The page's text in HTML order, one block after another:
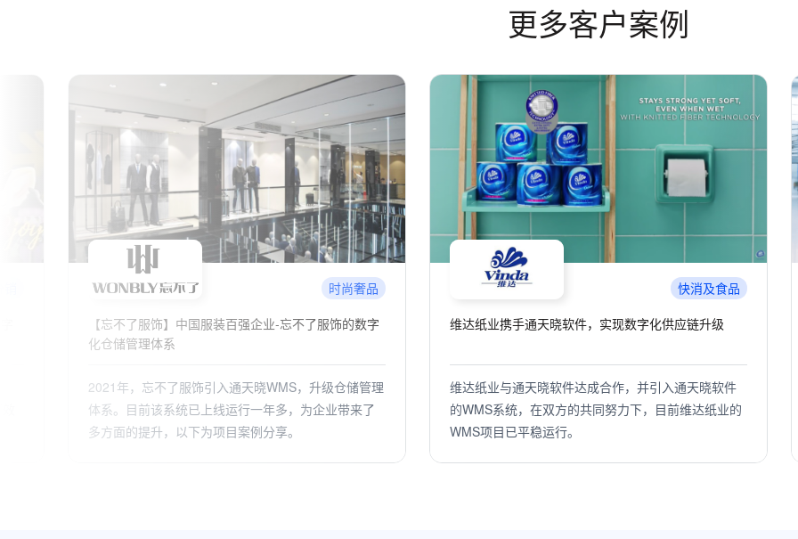
更多客户案例
快消及食品
维达纸业携手通天晓软件，实现数字化供应链升级
维达纸业与通天晓软件达成合作，并引入通天晓软件
的WMS系统，在双方的共同努力下，目前维达纸业的
WMS项目已平稳运行。
零售分销
亚洲领先的自动化仓储标杆背后的智慧大脑
通天晓软件打造的OMS+WMS-数字化供应链中台系统
帮助中百物流集成多个系统，实现园区式智能化仓储
管理；通过大小业态订单库存商品的统一管理，让不